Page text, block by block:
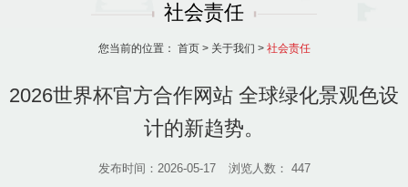
社会责任
您当前的位置： 首页> 关于我们 > 社会责任
2026世界杯官方合作网站 全球绿化景观色设
计的新趋势。
发布时间：2026-05-17 浏览人数： 447